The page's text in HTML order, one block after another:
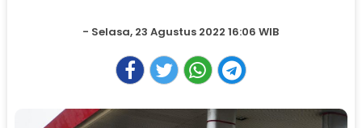
- Selasa, 23 Agustus 2022 16:06 WIB